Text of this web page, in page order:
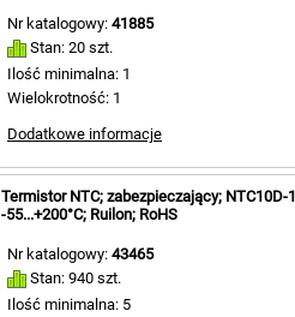
Nr katalogowy: 41885
Stan: 20 szt.
Ilość minimalna: 1
Wielokrotność: 1
Dodatkowe informacje
Termistor NTC; zabezpieczający;
-55...+200°C; Ruilon; RoHS
Nr katalogowy: 43465
Stan: 940 szt.
Ilość minimalna: 5